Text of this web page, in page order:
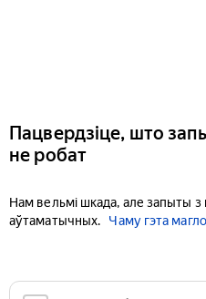
Пацвердзіце, што
не робат
Нам вельмі шкада, але запыты
аўтаматычных.
Чаму гэта